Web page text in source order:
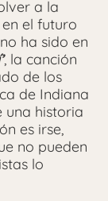
a la
el futuro
ha sido en
, la canción
de los
de Indiana
una historia
es irse,
no pueden
lo